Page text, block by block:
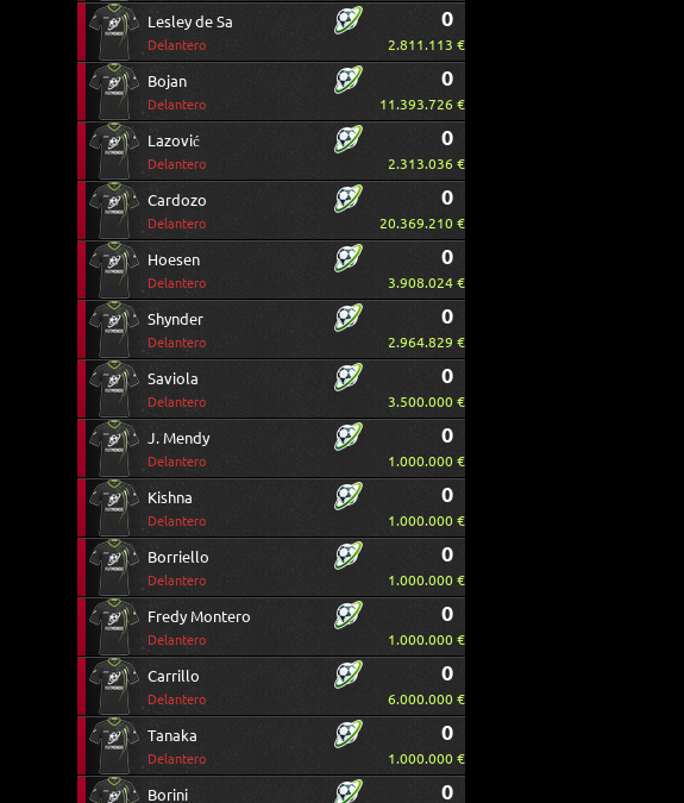
Lesley de Sa
Delantero
0
2.811.113 €
Bojan
Delantero
0
11.393.726 €
Lazović
Delantero
0
2.313.036 €
Cardozo
Delantero
0
20.369.210 €
Hoesen
Delantero
0
3.908.024 €
Shynder
Delantero
0
2.964.829 €
Saviola
Delantero
0
3.500.000 €
J. Mendy
Delantero
0
1.000.000 €
Kishna
Delantero
0
1.000.000 €
Borriello
Delantero
0
1.000.000 €
Fredy Montero
Delantero
0
1.000.000 €
Carrillo
Delantero
0
6.000.000 €
Tanaka
Delantero
0
1.000.000 €
Borini 0